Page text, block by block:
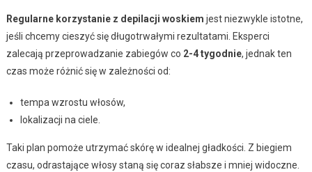
Regularne korzystanie z depilacji woskiem jest niezwykle istotne,
jeśli chcemy cieszyć się długotrwałymi rezultatami. Eksperci
zalecają przeprowadzanie zabiegów co 2-4 tygodnie, jednak ten
czas może różnić się w zależności od:
tempa wzrostu włosów,
lokalizacji na ciele.
Taki plan pomoże utrzymać skórę w idealnej gładkości. Z biegiem
czasu, odrastające włosy staną się coraz słabsze i mniej widoczne.